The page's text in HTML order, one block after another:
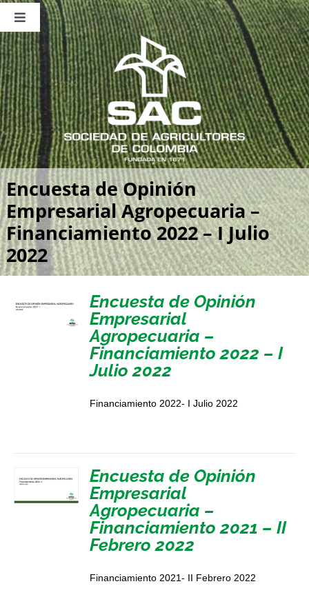
Saltar
contenido
Toggle
Navigation
Nosotros
Publicaciones
Sala de Prensa
Eventos
Encuesta de Opinión
Empresarial Agropecuaria –
Financiamiento 2022 – I Julio
2022
Encuesta de Opinión
Empresarial
Agropecuaria –
Financiamiento 2022 – I
Julio 2022
Financiamiento 2022- I Julio 2022
Encuesta de Opinión
Empresarial
Agropecuaria –
Financiamiento 2021 – II
Febrero 2022
Financiamiento 2021- II Febrero 2022